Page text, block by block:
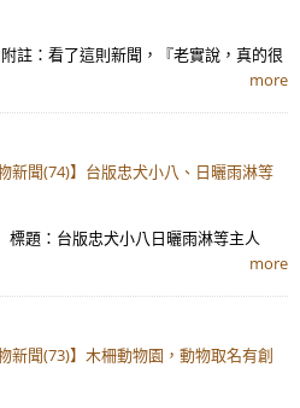
註：看了這則新聞，『老實說，真的很
more
新聞(74)】台版忠犬小八、日曬雨淋等
題：台版忠犬小八日曬雨淋等主人
more
新聞(73)】木柵動物園，動物取名有創